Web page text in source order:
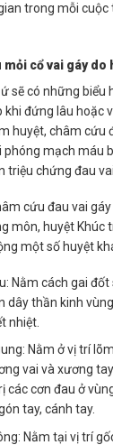
trong mỗi cuộc
cổ vai gáy do
sẽ có những biểu
khi đứng lâu hoặc
huyệt, châm cứu
mạch máu
triệu chứng đau
cứu đau vai
môn, huyệt Khúc
một số huyệt
Nằm cách gai
dây thần kinh
nhiệt.
Nằm ở vị trí
vai và xương
các cơn đau ở
tay, cánh tay.
Nằm tại vị trí